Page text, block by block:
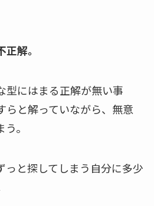
解。
型にはまる正解が無い事
らと解っていながら、無意
。
っと探してしまう自分に多少